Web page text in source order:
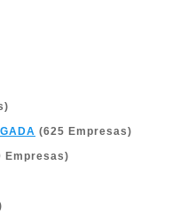
(625 Empresas)
Empresas)